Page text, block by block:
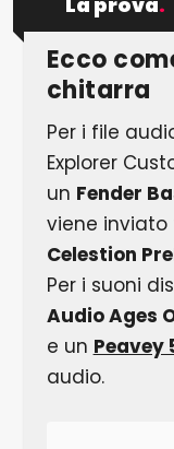
Ecco
chitarra
Per i file
Explorer
un Fender
viene
Celestion
Per i suoni
Audio Ages
e un Peavey
audio.